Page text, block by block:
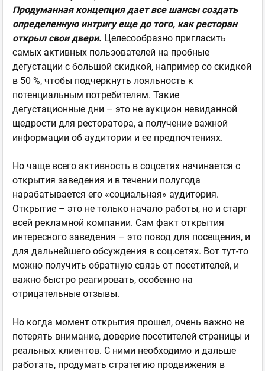
Продуманная концепция дает все шансы создать
определенную интригу еще до того, как ресторан
открыл свои двери. Целесообразно пригласить
самых активных пользователей на пробные
дегустации с большой скидкой, например со скидкой
в 50 %, чтобы подчеркнуть лояльность к
потенциальным потребителям. Такие
дегустационные дни – это не аукцион невиданной
щедрости для ресторатора, а получение важной
информации об аудитории и ее предпочтениях.
Но чаще всего активность в соцсетях начинается с
открытия заведения и в течении полугода
нарабатывается его «социальная» аудитория.
Открытие – это не только начало работы, но и старт
всей рекламной компании. Сам факт открытия
интересного заведения – это повод для посещения, и
для дальнейшего обсуждения в соц.сетях. Вот тут-то
можно получить обратную связь от посетителей, и
важно быстро реагировать, особенно на
отрицательные отзывы.
Но когда момент открытия прошел, очень важно не
потерять внимание, доверие посетителей страницы и
реальных клиентов. С ними необходимо и дальше
работать, продумать стратегию продвижения в